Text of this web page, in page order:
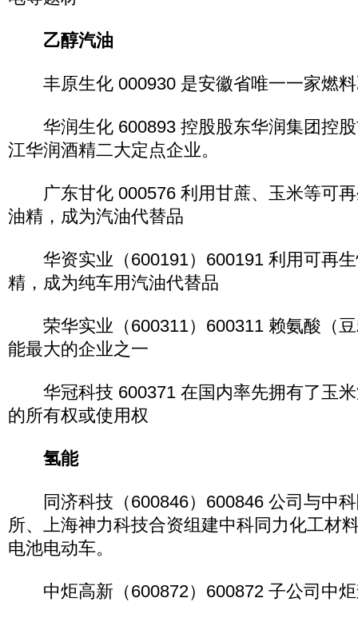
乙醇汽油
丰原生化 000930 是安徽省唯一一家燃料
华润生化 600893 控股股东华润集团控股
江华润酒精二大定点企业。
广东甘化 000576 利用甘蔗、玉米等可再
油精，成为汽油代替品
华资实业（600191）600191 利用可再生
精，成为纯车用汽油代替品
荣华实业（600311）600311 赖氨酸（豆
能最大的企业之一
华冠科技 600371 在国内率先拥有了玉米
的所有权或使用权
氢能
同济科技（600846）600846 公司与中科
所、上海神力科技合资组建中科同力化工材
电池电动车。
中炬高新（600872）600872 子公司中炬